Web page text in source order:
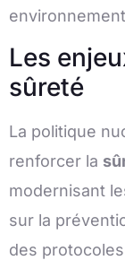
Les
sûreté
La politique
renforcer la
modernisant
sur la
des